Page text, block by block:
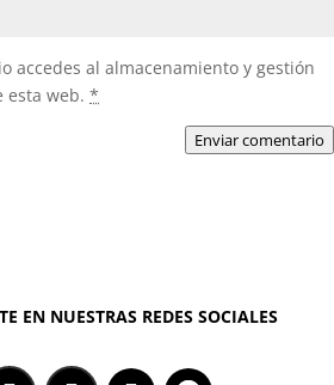
accedes al almacenamiento y gestión
esta web. *
Enviar comentario
EN NUESTRAS REDES SOCIALES